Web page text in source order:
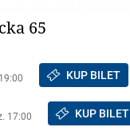
65
KUP BILET
17:00 KUP BILET